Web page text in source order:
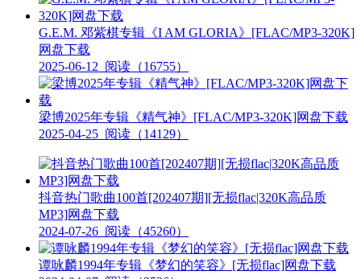
G.E.M. 邓紫棋专辑《I AM GLORIA》[FLAC/MP3-320K]
网盘下载
2025-06-12 阅读（16755）
梁博2025年专辑《精气神》[FLAC/MP3-320K]网盘下载
2025-04-25 阅读（14129）
抖音热门歌曲100首[202407期][无损flac|320K高品质
MP3]网盘下载
2024-07-26 阅读（45260）
谭咏麟1994年专辑《梦幻的笑容》[无损flac]网盘下载